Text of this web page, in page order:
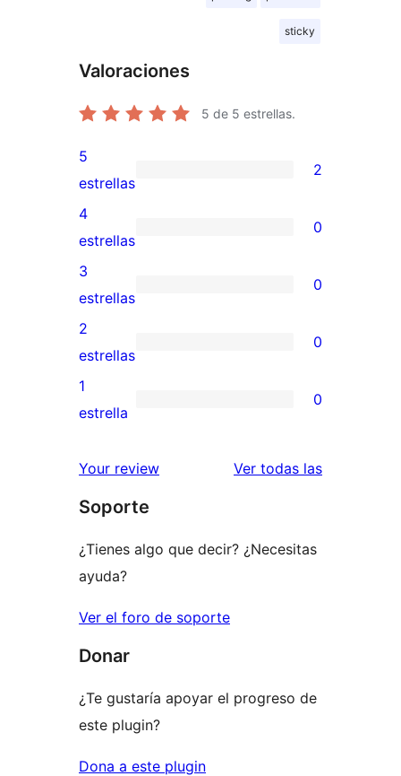
sticky
Valoraciones
5 de 5 estrellas.
2
valoraciones
de
5
estrellas
5
estrellas
2
0
valoraciones
de
4
estrellas
4
estrellas
0
0
valoraciones
de
3
estrellas
3
estrellas
0
0
valoraciones
de
estrellas
2
estrellas
0
0
de
estrellas
1
estrella
0
Your review Ver todas las
Soporte
¿Tienes algo que decir? ¿Necesitas
ayuda?
Ver el foro de soporte
Donar
¿Te gustaría apoyar el progreso de
este plugin?
Dona a este plugin